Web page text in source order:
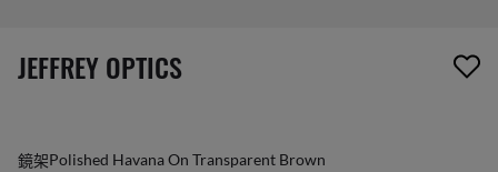
1 項商品已從您的願望清單移除
JEFFREY OPTICS
鏡架Polished Havana On Transparent Brown